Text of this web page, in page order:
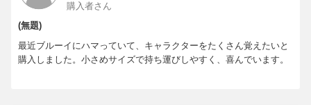
購入者さん
(無題)
最近ブルーイにハマっていて、キャラクターをたくさん覚えたいと
購入しました。小さめサイズで持ち運びしやすく、喜んでいます。